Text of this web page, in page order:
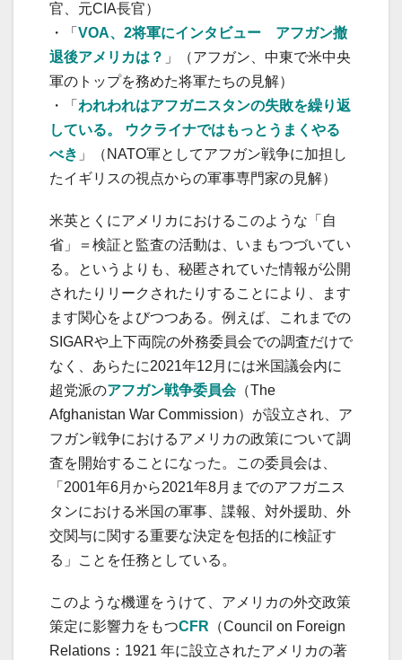
官、元CIA長官）
・「 VOA、2将軍にインタビュー アフガン撤
退後アメリカは？ 」（アフガン、中東で米中央
軍のトップを務めた将軍たちの見解）
・「 われわれはアフガニスタンの失敗を繰り返
している。 ウクライナではもっとうまくやる
べき 」（NATO軍としてアフガン戦争に加担し
たイギリスの視点からの軍事専門家の見解）
米英とくにアメリカにおけるこのような「自
省」＝検証と監査の活動は、いまもつづいてい
る。というよりも、秘匿されていた情報が公開
されたりリークされたりすることにより、ます
ます関心をよびつつある。例えば、これまでの
SIGARや上下両院の外務委員会での調査だけで
なく、あらたに2021年12月には米国議会内に
超党派のアフガン戦争委員会（The
Afghanistan War Commission）が設立され、ア
フガン戦争におけるアメリカの政策について調
査を開始することになった。この委員会は、
「2001年6月から2021年8月までのアフガニス
タンにおける米国の軍事、諜報、対外援助、外
交関与に関する重要な決定を包括的に検証す
る」ことを任務としている。
このような機運をうけて、アメリカの外交政策
策定に影響力をもつCFR （Council on Foreign
Relations：1921 年に設立されたアメリカの著